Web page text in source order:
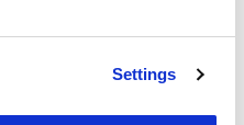
Settings